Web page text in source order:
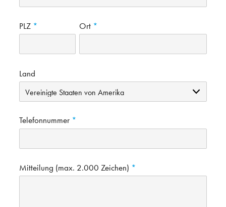
PLZ Ort
Land
Telefonnummer
Mitteilung (max. 2.000 Zeichen)